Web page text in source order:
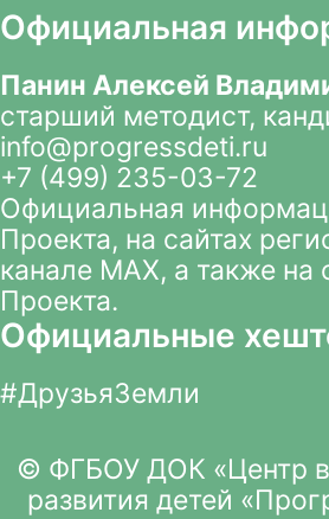
Официальная
Панин Алексей
старший методист,
info@progressdeti.ru
+7 (499) 235-03-72
Официальная
Проекта, на сайтах
канале MAX, а также на
Проекта.
Официальные
#ДрузьяЗемли
© ФГБОУ ДОК «Центр
развития детей